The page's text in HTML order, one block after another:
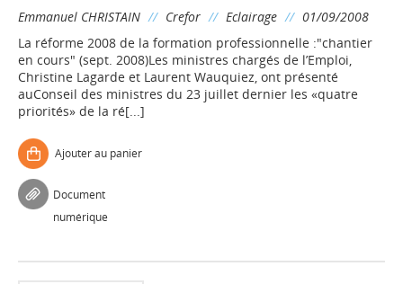
Emmanuel CHRISTAIN // Crefor // Eclairage // 01/09/2008
La réforme 2008 de la formation professionnelle :"chantier
en cours" (sept. 2008)Les ministres chargés de l’Emploi,
Christine Lagarde et Laurent Wauquiez, ont présenté
auConseil des ministres du 23 juillet dernier les «quatre
priorités» de la ré[...]
Ajouter au panier
Document
numérique